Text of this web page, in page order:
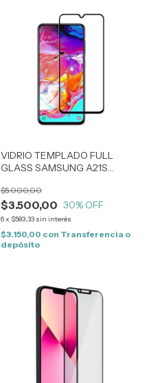
VIDRIO TEMPLADO FULL
GLASS SAMSUNG A21S
$3.500,00
$5.000,00
30% OFF
6x $583,33 sin interés
$3.150,00 con Transferencia o
depósito